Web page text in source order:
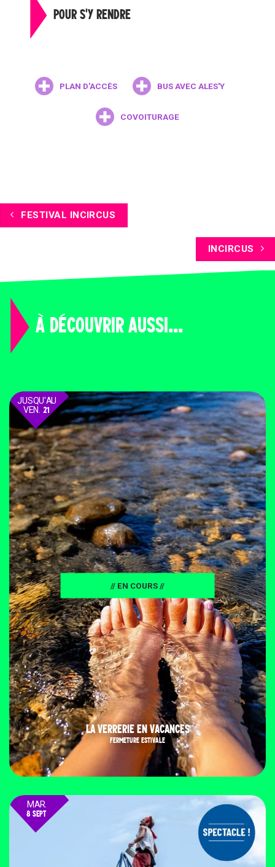
POUR S'Y RENDRE
PLAN D'ACCÈS BUS AVEC ALES'Y
COVOITURAGE
FESTIVAL INCIRCUS
INCIRCUS
À DÉCOUVRIR AUSSI...
JUSQU'AU
VEN. 21
AOÛT
// EN COURS //
LA VERRERIE EN VACANCES
FERMETURE ESTIVALE
MAR.
8 SEPT